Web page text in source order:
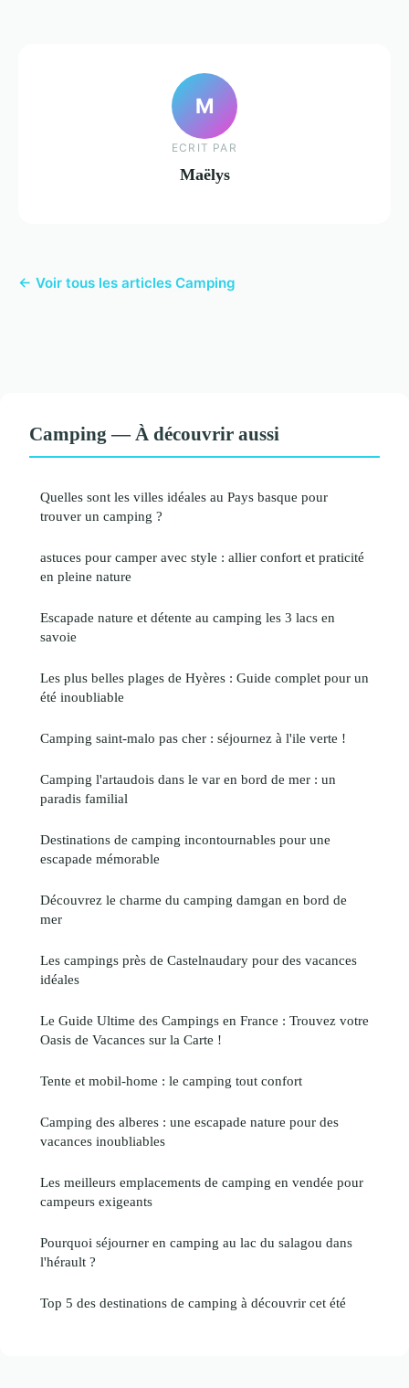
M
ECRIT PAR
Maëlys
← Voir tous les articles Camping
Camping — À découvrir aussi
Quelles sont les villes idéales au Pays basque pour
trouver un camping ?
astuces pour camper avec style : allier confort et praticité
en pleine nature
Escapade nature et détente au camping les 3 lacs en
savoie
Les plus belles plages de Hyères : Guide complet pour un
été inoubliable
Camping saint-malo pas cher : séjournez à l'ile verte !
Camping l'artaudois dans le var en bord de mer : un
paradis familial
Destinations de camping incontournables pour une
escapade mémorable
Découvrez le charme du camping damgan en bord de
mer
Les campings près de Castelnaudary pour des vacances
idéales
Le Guide Ultime des Campings en France : Trouvez votre
Oasis de Vacances sur la Carte !
Tente et mobil-home : le camping tout confort
Camping des alberes : une escapade nature pour des
vacances inoubliables
Les meilleurs emplacements de camping en vendée pour
campeurs exigeants
Pourquoi séjourner en camping au lac du salagou dans
l'hérault ?
Top 5 des destinations de camping à découvrir cet été